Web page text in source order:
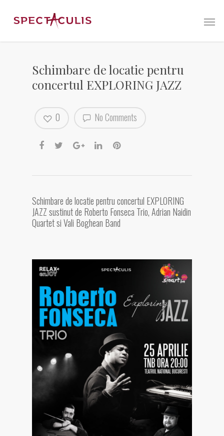
Schimbare de locatie pentru
concertul EXPLORING JAZZ
No Comments
0
Schimbare de locatie pentru concertul EXPLORING
JAZZ sustinut de Roberto Fonseca Trio, Adrian Naidin
Quartet si Vali Boghean Band